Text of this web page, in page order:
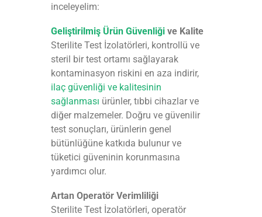
inceleyelim:
Geliştirilmiş Ürün Güvenliği ve Kalite
Sterilite Test İzolatörleri, kontrollü ve
steril bir test ortamı sağlayarak
kontaminasyon riskini en aza indirir,
ilaç güvenliği ve kalitesinin
sağlanması ürünler, tıbbi cihazlar ve
diğer malzemeler. Doğru ve güvenilir
test sonuçları, ürünlerin genel
bütünlüğüne katkıda bulunur ve
tüketici güveninin korunmasına
yardımcı olur.
Artan Operatör Verimliliği
Sterilite Test İzolatörleri, operatör